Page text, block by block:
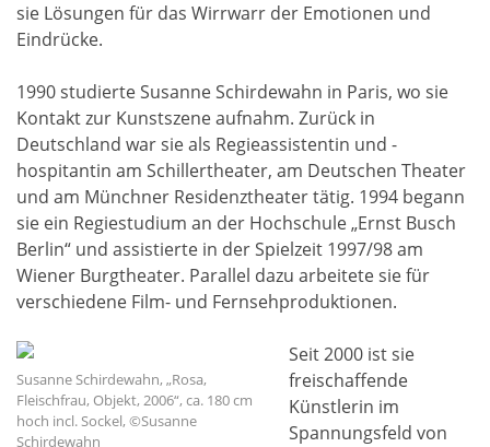
sie Lösungen für das Wirrwarr der Emotionen und
Eindrücke.
1990 studierte Susanne Schirdewahn in Paris, wo sie
Kontakt zur Kunstszene aufnahm. Zurück in
Deutschland war sie als Regieassistentin und -
hospitantin am Schillertheater, am Deutschen Theater
und am Münchner Residenztheater tätig. 1994 begann
sie ein Regiestudium an der Hochschule „Ernst Busch
Berlin“ und assistierte in der Spielzeit 1997/98 am
Wiener Burgtheater. Parallel dazu arbeitete sie für
verschiedene Film- und Fernsehproduktionen.
Susanne Schirdewahn, „Rosa,
Fleischfrau, Objekt, 2006“, ca. 180 cm
hoch incl. Sockel, ©Susanne
Schirdewahn
Seit 2000 ist sie
freischaffende
Künstlerin im
Spannungsfeld von